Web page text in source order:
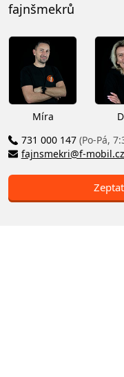
fajnšmekrů
Míra
731 000 147 (Po-Pá,
fajnsmekri@f-mobil.cz